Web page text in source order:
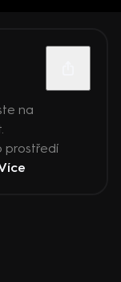
na
prostředí